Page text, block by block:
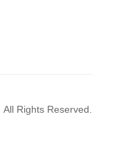
All Rights Reserved.